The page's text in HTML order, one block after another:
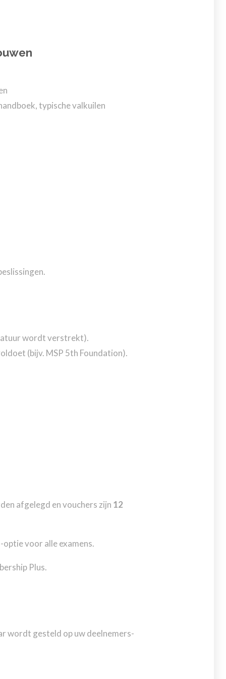
typische valkuilen
wordt verstrekt).
(bijv. MSP 5th Foundation).
afgelegd en vouchers zijn 12
voor alle examens.
Plus.
wordt gesteld op uw deelnemers-